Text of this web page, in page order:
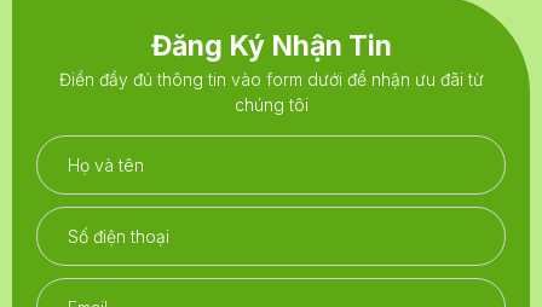
Đăng Ký Nhận Tin
Điền đầy đủ thông tin vào form dưới để nhận ưu đãi từ
chúng tôi